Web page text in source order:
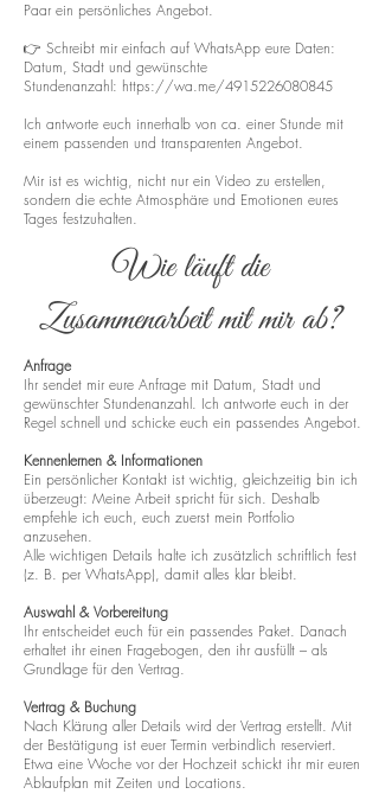
Paar ein persönliches Angebot.
👉 Schreibt mir einfach auf WhatsApp eure Daten:
Datum, Stadt und gewünschte
Stundenanzahl: https://wa.me/4915226080845
Ich antworte euch innerhalb von ca. einer Stunde mit
einem passenden und transparenten Angebot.
Mir ist es wichtig, nicht nur ein Video zu erstellen,
sondern die echte Atmosphäre und Emotionen eures
Tages festzuhalten.
Wie läuft die
Zusammenarbeit mit mir ab?
Anfrage
Ihr sendet mir eure Anfrage mit Datum, Stadt und
gewünschter Stundenanzahl. Ich antworte euch in der
Regel schnell und schicke euch ein passendes Angebot.
Kennenlernen & Informationen
Ein persönlicher Kontakt ist wichtig, gleichzeitig bin ich
überzeugt: Meine Arbeit spricht für sich. Deshalb
empfehle ich euch, euch zuerst mein Portfolio
anzusehen.
Alle wichtigen Details halte ich zusätzlich schriftlich fest
(z. B. per WhatsApp), damit alles klar bleibt.
Auswahl & Vorbereitung
Ihr entscheidet euch für ein passendes Paket. Danach
erhaltet ihr einen Fragebogen, den ihr ausfüllt – als
Grundlage für den Vertrag.
Vertrag & Buchung
Nach Klärung aller Details wird der Vertrag erstellt. Mit
der Bestätigung ist euer Termin verbindlich reserviert.
Etwa eine Woche vor der Hochzeit schickt ihr mir euren
Ablaufplan mit Zeiten und Locations.